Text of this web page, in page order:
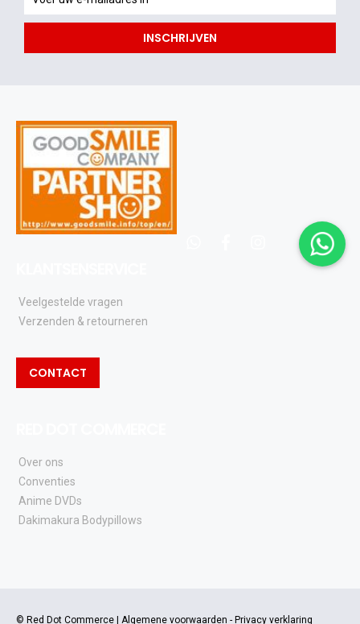
ontvang
als
acties
INSCHRIJVEN
instagram
Veelgestelde vragen
Verzenden & retourneren
CONTACT
Over ons
Conventies
Anime DVDs
Dakimakura Bodypillows
© Red Dot Commerce | Algemene voorwaarden - Privacy verklaring